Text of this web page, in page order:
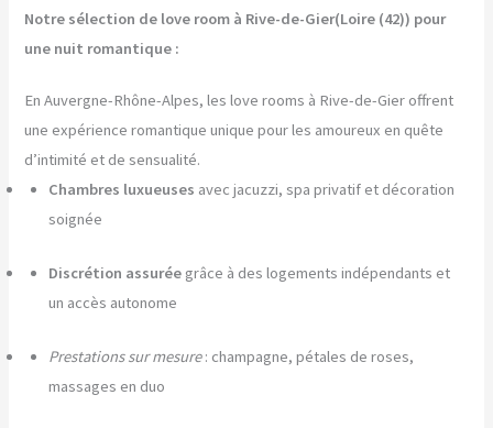
Notre sélection de love room à Rive-de-Gier(Loire (42)) pour
une nuit romantique :
En Auvergne-Rhône-Alpes, les love rooms à Rive-de-Gier offrent
une expérience romantique unique pour les amoureux en quête
d’intimité et de sensualité.
Chambres luxueuses avec jacuzzi, spa privatif et décoration
soignée
Discrétion assurée grâce à des logements indépendants et
un accès autonome
Prestations sur mesure: champagne, pétales de roses,
massages en duo